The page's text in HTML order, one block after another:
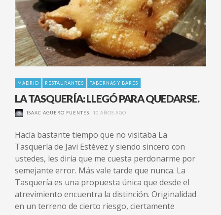
MADRID RESTAURANTES TABERNAS Y BARES
LA TASQUERÍA: LLEGÓ PARA QUEDARSE.
ISAAC AGÜERO FUENTES 10 AÑOS AGO
Hacía bastante tiempo que no visitaba La
Tasquería de Javi Estévez y siendo sincero con
ustedes, les diría que me cuesta perdonarme por
semejante error. Más vale tarde que nunca. La
Tasquería es una propuesta única que desde el
atrevimiento encuentra la distinción. Originalidad
en un terreno de cierto riesgo, ciertamente